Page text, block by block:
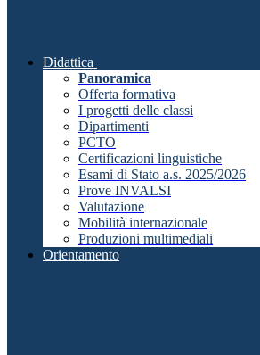
Didattica
Panoramica
Offerta formativa
I progetti delle classi
Dipartimenti
PCTO
Certificazioni linguistiche
Esami di Stato a.s. 2025/2026
Prove INVALSI
Valutazione
Mobilità internazionale
Produzioni multimediali
Orientamento